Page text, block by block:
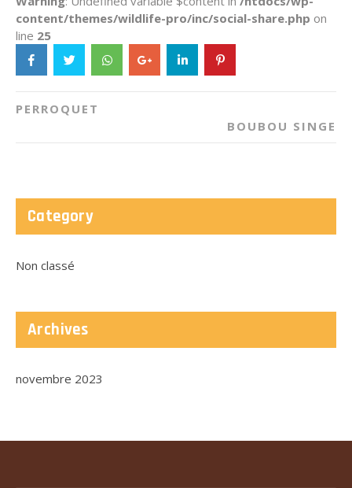
content/themes/wildlife-pro/inc/social-share.php on
line 25
PERROQUET
BOUBOU SINGE
Category
Non classé
Archives
novembre 2023